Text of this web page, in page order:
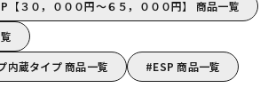
【３０，０００円～６５，０００円】 商品一覧
内蔵タイプ 商品一覧
ESP 商品一覧